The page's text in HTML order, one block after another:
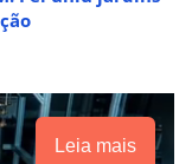
Leia mais